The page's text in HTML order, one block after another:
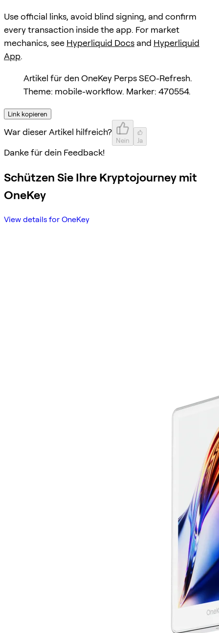
Use official links, avoid blind signing, and confirm
every transaction inside the app. For market
mechanics, see Hyperliquid Docs and Hyperliquid
App.
Artikel für den OneKey Perps SEO-Refresh.
Theme: mobile-workflow. Marker: 470554.
Link kopieren
War dieser Artikel hilfreich?
Nein Ja
Danke für dein Feedback!
Schützen Sie Ihre Kryptojourney mit
OneKey
View details for OneKey